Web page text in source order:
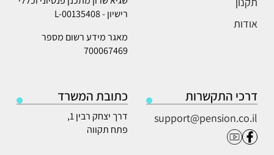
אודות
רישיון - L-00135408
מאגר מידע רשום מספר
700067469
דרכי התקשרות
support@pension.co.il
כתובת המשרד
דרך יצחק רבין 1,
פתח תקווה